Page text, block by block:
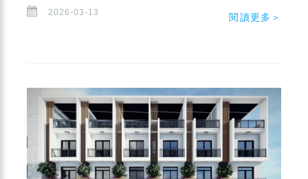
2026-03-13 閱讀更多＞